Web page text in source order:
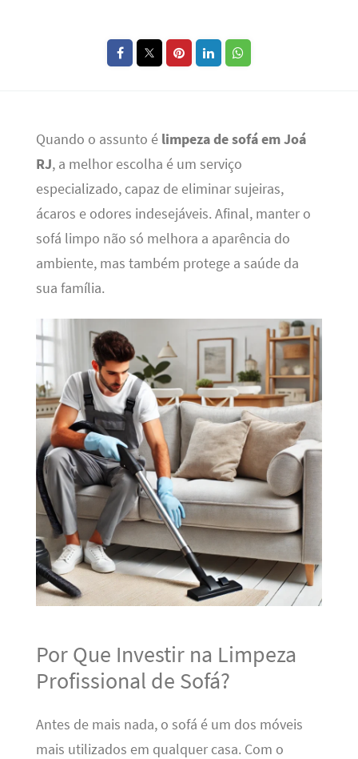
Quando o assunto é limpeza de sofá em Joá
RJ, a melhor escolha é um serviço
especializado, capaz de eliminar sujeiras,
ácaros e odores indesejáveis. Afinal, manter o
sofá limpo não só melhora a aparência do
ambiente, mas também protege a saúde da
sua família.
Por Que Investir na Limpeza
Profissional de Sofá?
Antes de mais nada, o sofá é um dos móveis
mais utilizados em qualquer casa. Com o